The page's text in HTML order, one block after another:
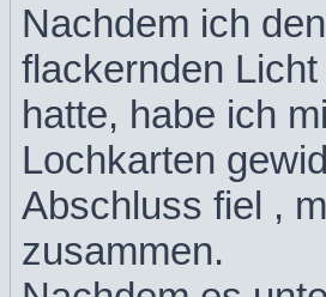
Nachdem ich
flackernden
hatte, habe ich
Lochkarten
Abschluss fiel ,
zusammen.